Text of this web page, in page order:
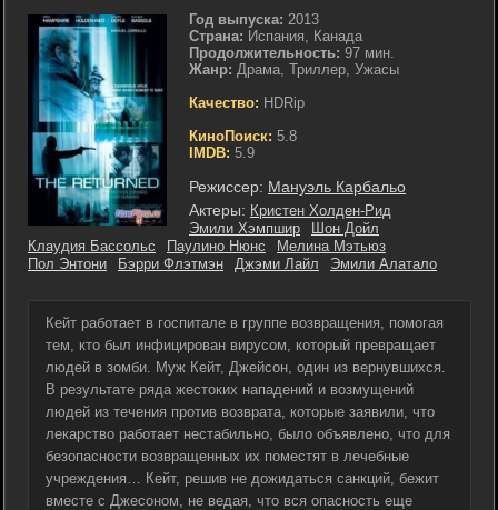
Год выпуска: 2013
Страна: Испания, Канада
Продолжительность: 97 мин.
Жанр: Драма, Триллер, Ужасы
Качество: HDRip
КиноПоиск: 5.8
IMDB: 5.9
Режиссер: Мануэль Карбальо
Актеры: Кристен Холден-Рид
Эмили Хэмпшир
Шон Дойл
Клаудия Бассольс
Паулино Нюнс
Мелина Мэтьюз
Пол Энтони
Бэрри Флэтмэн Джэми Лайл Эмили Алатало
Кейт работает в госпитале в группе возвращения, помогая
тем, кто был инфицирован вирусом, который превращает
людей в зомби. Муж Кейт, Джейсон, один из вернувшихся.
В результате ряда жестоких нападений и возмущений
людей из течения против возврата, которые заявили, что
лекарство работает нестабильно, было объявлено, что для
безопасности возвращенных их поместят в лечебные
учреждения… Кейт, решив не дожидаться санкций, бежит
вместе с Джесоном, не ведая, что вся опасность еще